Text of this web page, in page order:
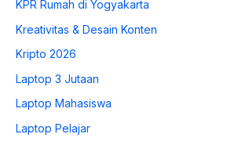
KPR Rumah di Yogyakarta
Kreativitas & Desain Konten
Kripto 2026
Laptop 3 Jutaan
Laptop Mahasiswa
Laptop Pelajar